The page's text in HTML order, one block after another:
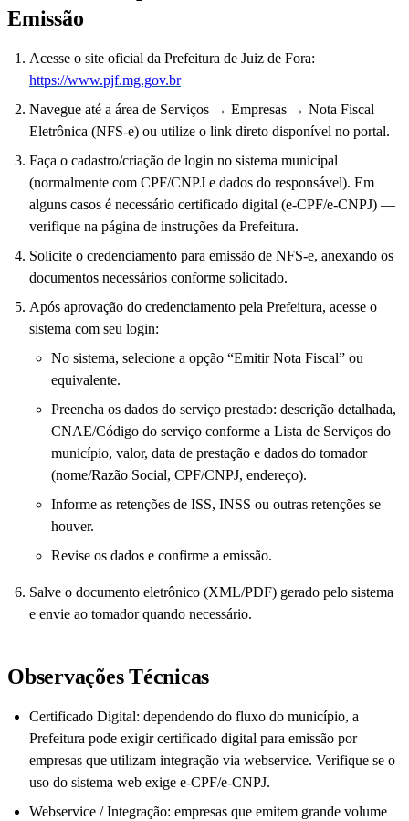
Emissão
Acesse o site oficial da Prefeitura de Juiz de Fora:
https://www.pjf.mg.gov.br
Navegue até a área de Serviços → Empresas → Nota Fiscal
Eletrônica (NFS-e) ou utilize o link direto disponível no portal.
Faça o cadastro/criação de login no sistema municipal
(normalmente com CPF/CNPJ e dados do responsável). Em
alguns casos é necessário certificado digital (e‑CPF/e‑CNPJ) —
verifique na página de instruções da Prefeitura.
Solicite o credenciamento para emissão de NFS-e, anexando os
documentos necessários conforme solicitado.
Após aprovação do credenciamento pela Prefeitura, acesse o
sistema com seu login:
No sistema, selecione a opção “Emitir Nota Fiscal” ou
equivalente.
Preencha os dados do serviço prestado: descrição detalhada,
CNAE/Código do serviço conforme a Lista de Serviços do
município, valor, data de prestação e dados do tomador
(nome/Razão Social, CPF/CNPJ, endereço).
Informe as retenções de ISS, INSS ou outras retenções se
houver.
Revise os dados e confirme a emissão.
Salve o documento eletrônico (XML/PDF) gerado pelo sistema
e envie ao tomador quando necessário.
Observações Técnicas
Certificado Digital: dependendo do fluxo do município, a
Prefeitura pode exigir certificado digital para emissão por
empresas que utilizam integração via webservice. Verifique se o
uso do sistema web exige e‑CPF/e‑CNPJ.
Webservice / Integração: empresas que emitem grande volume